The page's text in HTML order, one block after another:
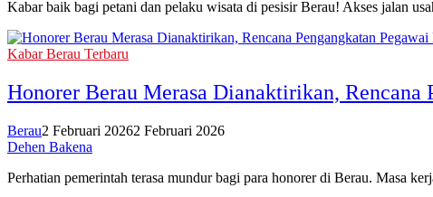
Kabar baik bagi petani dan pelaku wisata di pesisir Berau! Akses jalan
Kabar Berau Terbaru
Honorer Berau Merasa Dianaktirikan,
Berau2 Februari 20262 Februari 2026
Dehen Bakena
Perhatian pemerintah terasa mundur bagi para honorer di Berau. Masa